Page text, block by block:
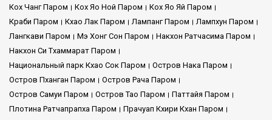
Кох Чанг Паром
Кох Яо Ной Паром
Кох Яо Яй Паром
Краби Паром
Кхао Лак Паром Лампанг Паром
Лампхун Паром
Лангкави Паром
Мэ Хонг Сон Паром
Накхон Ратчасима Паром
Накхон Си Тхаммарат Паром
Национальный парк Кхао Сок Паром
Остров Нака Паром
Остров Пханган Паром
Остров Рача Паром
Остров Самуи Паром
Остров Тао Паром
Паттайя Паром
Плотина Ратчапрапха Паром
Прачуап Кхири Кхан Паром